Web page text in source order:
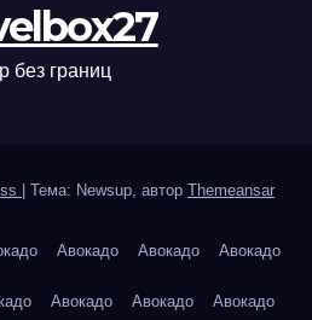
без границ
Тема: Newsup, автор Themeansar
Авокадо Авокадо Авокадо
Авокадо Авокадо Авокадо